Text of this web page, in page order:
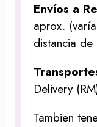
Envíos a
aprox.
distancia de
Delivery
Tambien